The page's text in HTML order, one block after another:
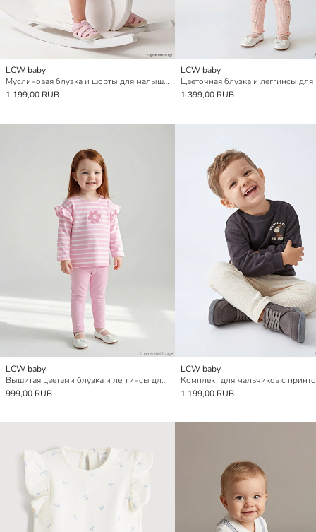
LCW baby
Муслиновая блузка и шорты для малышек девочек с ажурной отделкой
1 199,00 RUB
LCW baby
1 399,00 RUB
LCW baby
Вышитая цветами блузка и леггинсы для девочек
999,00 RUB
LCW baby
1 199,00 RUB